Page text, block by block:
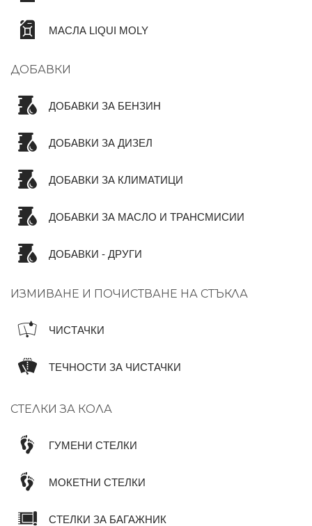
МАСЛА LIQUI MOLY
ДОБАВКИ
ДОБАВКИ ЗА БЕНЗИН
ДОБАВКИ ЗА ДИЗЕЛ
ДОБАВКИ ЗА КЛИМАТИЦИ
ДОБАВКИ ЗА МАСЛО И ТРАНСМИСИИ
ДОБАВКИ - ДРУГИ
ИЗМИВАНЕ И ПОЧИСТВАНЕ НА СТЪКЛА
ЧИСТАЧКИ
ТЕЧНОСТИ ЗА ЧИСТАЧКИ
СТЕЛКИ ЗА КОЛА
ГУМЕНИ СТЕЛКИ
МОКЕТНИ СТЕЛКИ
СТЕЛКИ ЗА БАГАЖНИК